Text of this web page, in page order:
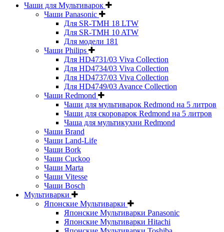
Чаши для Мультиварок
Чаши Panasonic
Для SR-TMH 18 LTW
Для SR-TMH 10 ATW
Для модели 181
Чаши Philips
Для HD4731/03 Viva Collection
Для HD4734/03 Viva Collection
Для HD4737/03 Viva Collection
Для HD4749/03 Avance Collection
Чаши Redmond
Чаши для мультиварок Redmond на 5 литров
Чаши для скороварок Redmond на 5 литров
Чаша для мультикухни Redmond
Чаши Brand
Чаши Land-Life
Чаши Bork
Чаши Cuckoo
Чаши Marta
Чаши Vitesse
Чаши Bosch
Мультиварки
Японские Мультиварки
Японские Мультиварки Panasonic
Японские Мультиварки Hitachi